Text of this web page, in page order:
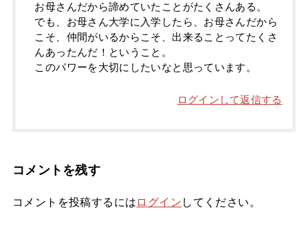
お母さんだから諦めていたことがたくさんある。
でも、お母さん大学に入学したら、お母さんだから
こそ、仲間がいるからこそ、出来ることってたくさ
んあったんだ！ということ。
このパワーを大切にしたいなと思っています。
ログインして返信する
コメントを残す
コメントを投稿するには ログイン してください。